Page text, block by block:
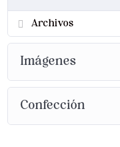
Archivos
Imágenes
Confección